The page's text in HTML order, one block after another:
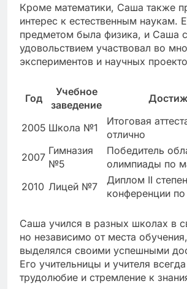
Кроме математики, Саша также
интерес к естественным наукам.
предметом была физика, и Саша с
удовольствием участвовал во
экспериментов и научных
Год
Учебное
заведение
2005 Школа №1
Итоговая
отлично
2007
Гимназия
№5
Победитель
олимпиады по
2010 Лицей №7
Диплом II
конференции
Саша учился в разных школах в
но независимо от места
выделялся своими успешными
Его учительницы и учителя
трудолюбие и стремление к